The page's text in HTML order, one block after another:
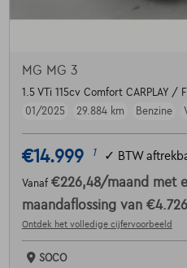
MG MG 3
1.5 VTi 115cv Comfort CARPLAY /
01/2025
29.884 km Benzine
€14.999 1 ✓ BTW
Vanaf €226,48/maand met
maandaflossing van
Ontdek het volledige cijfervoorbeeld
SOCO